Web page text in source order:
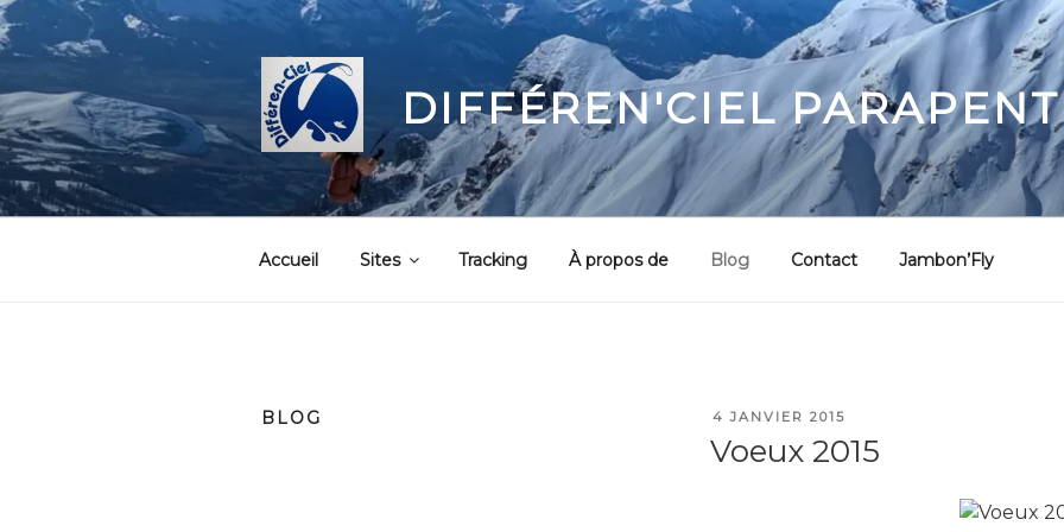
Aller
au
contenu
principal
DIFFÉREN'CIEL
Accueil Sites Tracking À propos de Blog Contact Jambon’Fly
BLOG
PUBLIÉ
4 JANVIER 2015
Voeux 2015